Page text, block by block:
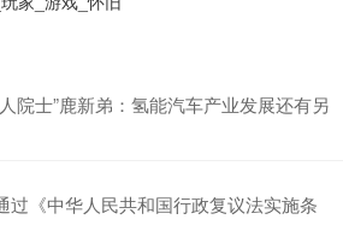
院士”鹿新弟：氢能汽车产业发展还有另
过《中华人民共和国行政复议法实施条